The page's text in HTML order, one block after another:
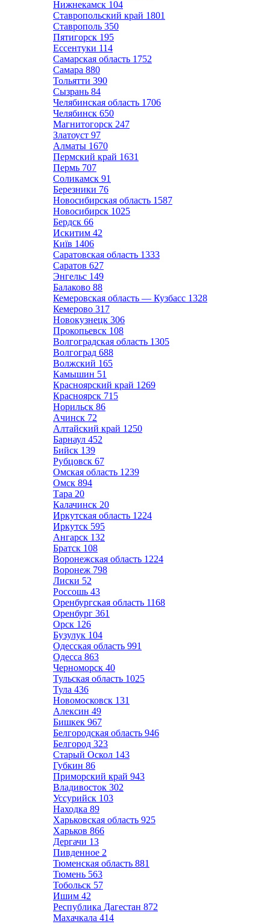
Нижнекамск 104
Ставропольский край 1801
Ставрополь 350
Пятигорск 195
Ессентуки 114
Самарская область 1752
Самара 880
Тольятти 390
Сызрань 84
Челябинская область 1706
Челябинск 650
Магнитогорск 247
Златоуст 97
Алматы 1670
Пермский край 1631
Пермь 707
Соликамск 91
Березники 76
Новосибирская область 1587
Новосибирск 1025
Бердск 66
Искитим 42
Київ 1406
Саратовская область 1333
Саратов 627
Энгельс 149
Балаково 88
Кемеровская область — Кузбасс 1328
Кемерово 317
Новокузнецк 306
Прокопьевск 108
Волгоградская область 1305
Волгоград 688
Волжский 165
Камышин 51
Красноярский край 1269
Красноярск 715
Норильск 86
Ачинск 72
Алтайский край 1250
Барнаул 452
Бийск 139
Рубцовск 67
Омская область 1239
Омск 894
Тара 20
Калачинск 20
Иркутская область 1224
Иркутск 595
Ангарск 132
Братск 108
Воронежская область 1224
Воронеж 798
Лиски 52
Россошь 43
Оренбургская область 1168
Оренбург 361
Орск 126
Бузулук 104
Одесская область 991
Одесса 863
Черноморск 40
Тульская область 1025
Тула 436
Новомосковск 131
Алексин 49
Бишкек 967
Белгородская область 946
Белгород 323
Старый Оскол 143
Губкин 86
Приморский край 943
Владивосток 302
Уссурийск 103
Находка 89
Харьковская область 925
Харьков 866
Дергачи 13
Пивденное 2
Тюменская область 881
Тюмень 563
Тобольск 57
Ишим 42
Республика Дагестан 872
Махачкала 414